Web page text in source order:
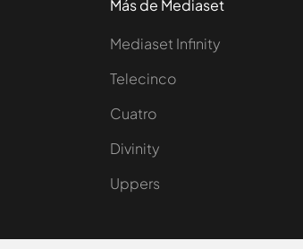
Más de Mediaset
Mediaset Infinity
Telecinco
Cuatro
Divinity
Uppers